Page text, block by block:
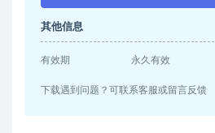
其他信息
有效期 永久有效
下载遇到问题？可联系客服或留言反馈